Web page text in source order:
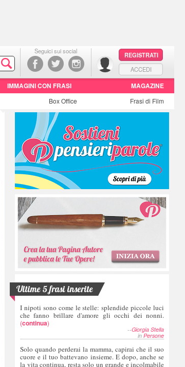
Seguici sui social
REGISTRATI
ACCEDI
IMMAGINI CON FRASI
MAGAZINE
Box Office Frasi di Film
Ultime 5 frasi inserite
I nipoti sono come le stelle: splendide piccole luci
che fanno brillare d'amore gli occhi dei nonni.
(continua)
--Giorgia Stella
in Persone
Solo quando perderai la mamma, capirai che il suo
cuore e il tuo battevano insieme. E dopo, anche se
la vita continua, resta solo un grande e incolmabile